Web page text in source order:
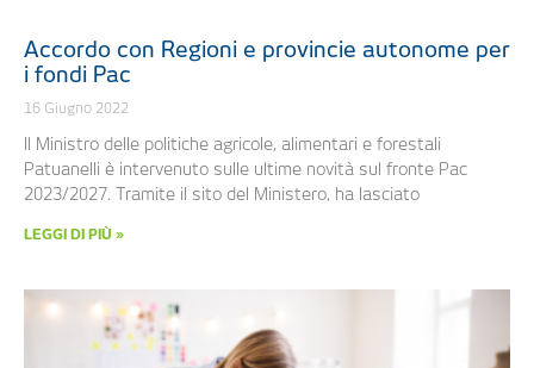
Accordo con Regioni e provincie autonome per
i fondi Pac
16 Giugno 2022
Il Ministro delle politiche agricole, alimentari e forestali
Patuanelli è intervenuto sulle ultime novità sul fronte Pac
2023/2027. Tramite il sito del Ministero, ha lasciato
LEGGI DI PIÙ »